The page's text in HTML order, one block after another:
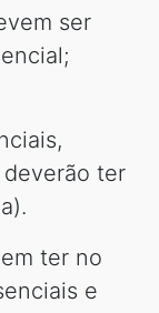
ser
ter
ter no
e